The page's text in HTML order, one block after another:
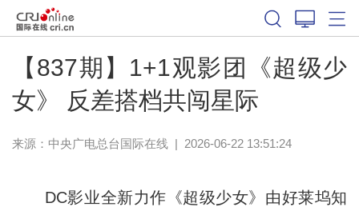
【837期】1+1观影团《超级少
女》 反差搭档共闯星际
来源：中央广电总台国际在线| 2026-06-22 13:51:24
DC影业全新力作《超级少女》由好莱坞知